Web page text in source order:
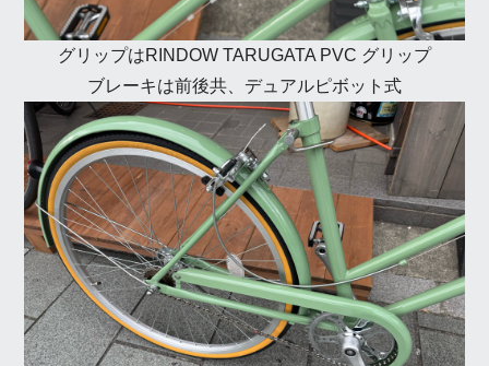
グリップはRINDOW TARUGATA PVC グリップ
ブレーキは前後共、デュアルピボット式